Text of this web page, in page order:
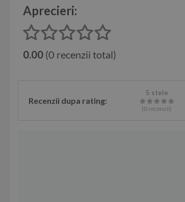
Aprecieri:
0.00 (0 recenzii total)
Recenzii dupa rating:
5 stele
(0 recenzii)